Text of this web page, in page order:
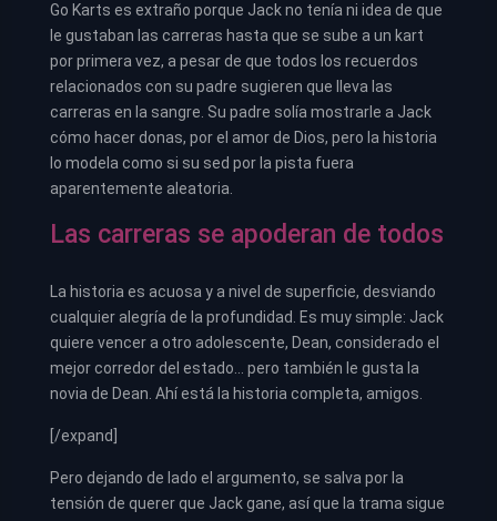
Go Karts es extraño porque Jack no tenía ni idea de que
le gustaban las carreras hasta que se sube a un kart
por primera vez, a pesar de que todos los recuerdos
relacionados con su padre sugieren que lleva las
carreras en la sangre. Su padre solía mostrarle a Jack
cómo hacer donas, por el amor de Dios, pero la historia
lo modela como si su sed por la pista fuera
aparentemente aleatoria.
Las carreras se apoderan de todos
La historia es acuosa y a nivel de superficie, desviando
cualquier alegría de la profundidad. Es muy simple: Jack
quiere vencer a otro adolescente, Dean, considerado el
mejor corredor del estado… pero también le gusta la
novia de Dean. Ahí está la historia completa, amigos.
[/expand]
Pero dejando de lado el argumento, se salva por la
tensión de querer que Jack gane, así que la trama sigue